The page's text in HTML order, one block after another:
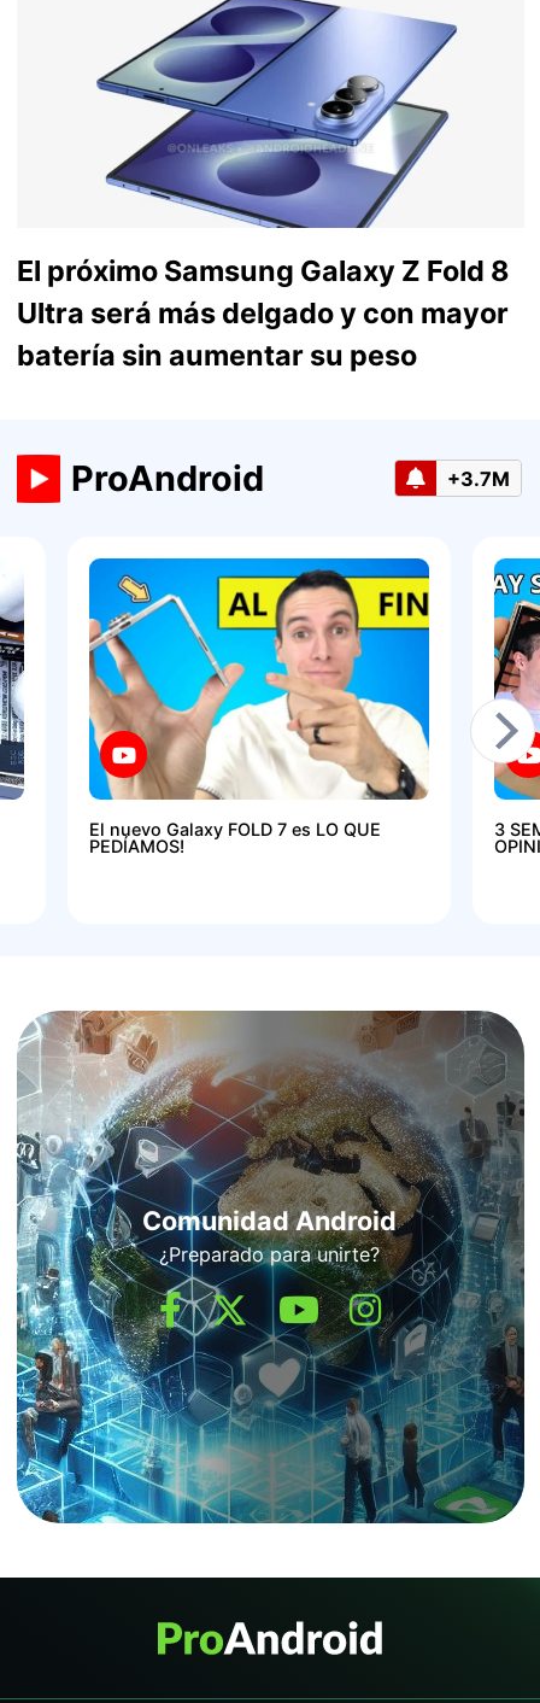
El próximo Samsung Galaxy Z Fold 8
Ultra será más delgado y con mayor
batería sin aumentar su peso
ProAndroid +3.7M
El nuevo Galaxy FOLD 7 es LO QUE
PEDÍAMOS!
3
Comunidad Android
¿Preparado para unirte?